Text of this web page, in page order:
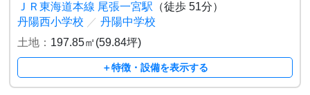
ＪＲ東海道本線 尾張一宮駅 （徒歩 51分）
丹陽西小学校 ／ 丹陽中学校
土地： 197.85㎡(59.84坪)
＋特徴・設備を表示する